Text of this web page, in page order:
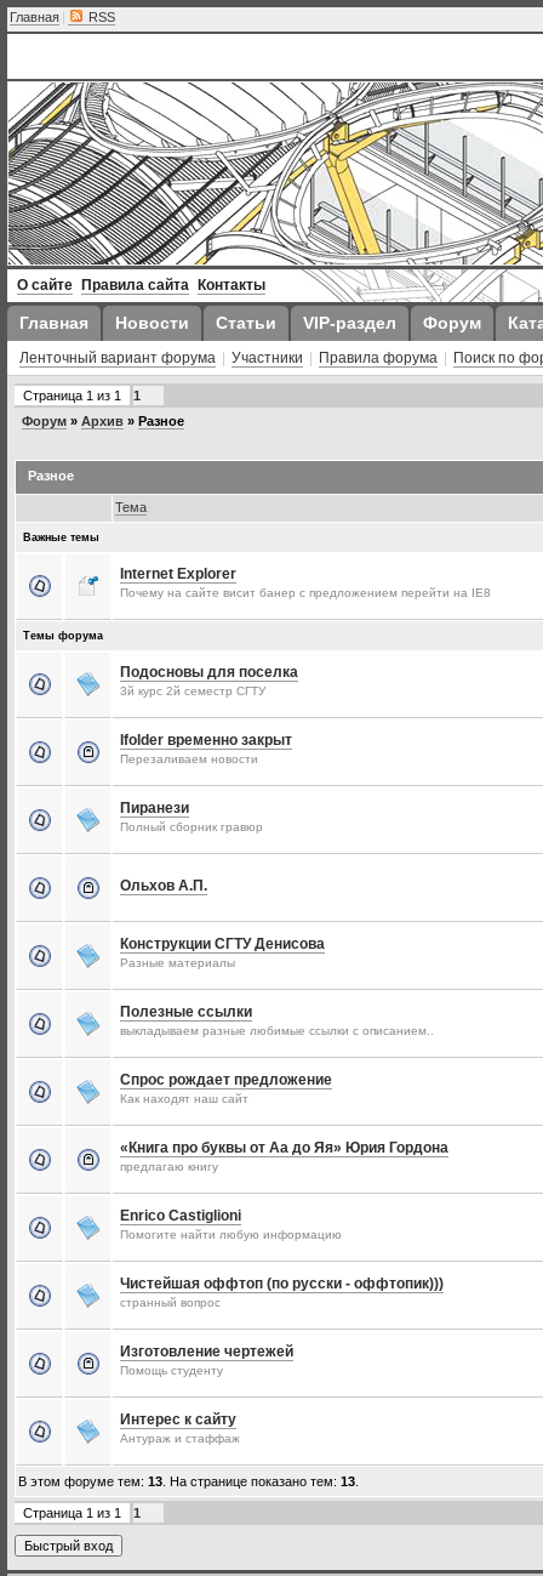
Главная | RSS
О сайте Правила сайта Контакты
Главная Новости Статьи VIP-раздел Форум
Ленточный вариант форума Участники Правила форума Поиск по
Страница 1 из 1
1
Форум » Архив » Разное
Разное
Тема
Важные темы
Internet Explorer
Почему на сайте висит банер с предложением перейти на IE8
Темы форума
Подосновы для поселка
3й курс 2й семестр СГТУ
Ifolder временно закрыт
Перезаливаем новости
Пиранези
Полный сборник гравюр
Ольхов А.П.
Конструкции СГТУ Денисова
Разные материалы
Полезные ссылки
выкладываем разные любимые ссылки с описанием..
Спрос рождает предложение
Как находят наш сайт
«Книга про буквы от Аа до Яя» Юрия Гордона
предлагаю книгу
Enrico Castiglioni
Помогите найти любую информацию
Чистейшая оффтоп (по русски - оффтопик)))
странный вопрос
Изготовление чертежей
Помощь студенту
Интерес к сайту
Антураж и стаффаж
В этом форуме тем: 13 . На странице показано тем: 13
Страница 1 из 1 1